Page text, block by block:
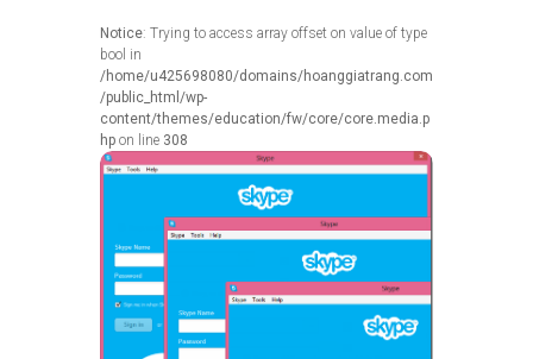
Notice: Trying to access array offset on value of type
bool in
/home/u425698080/domains/hoanggiatrang.com
/public_html/wp-
content/themes/education/fw/core/core.media.p
hp on line 308